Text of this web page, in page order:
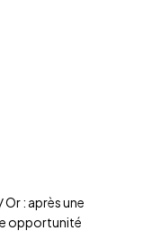
/Or : après une
opportunité